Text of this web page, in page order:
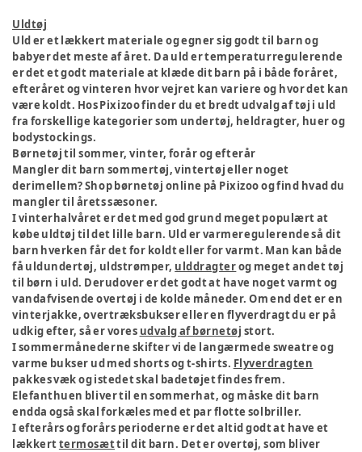
Uldtøj
Uld er et lækkert materiale og egner sig godt til barn og
babyer det meste af året. Da uld er temperaturregulerende
er det et godt materiale at klæde dit barn på i både foråret,
efteråret og vinteren hvor vejret kan variere og hvor det kan
være koldt. Hos Pixizoo finder du et bredt udvalg af tøj i uld
fra forskellige kategorier som undertøj, heldragter, huer og
bodystockings.
Børnetøj til sommer, vinter, forår og efterår
Mangler dit barn sommertøj, vintertøj eller noget
derimellem? Shop børnetøj online på Pixizoo og find hvad du
mangler til årets sæsoner.
I vinterhalvåret er det med god grund meget populært at
købe uldtøj til det lille barn. Uld er varmeregulerende så dit
barn hverken får det for koldt eller for varmt. Man kan både
få uldundertøj, uldstrømper, ulddragterog meget andet tøj
til børn i uld. Derudover er det godt at have noget varmt og
vandafvisende overtøj i de kolde måneder. Om end det er en
vinterjakke, overtræksbukser eller en flyverdragt du er på
udkig efter, så er vores udvalg af børnetøj stort.
I sommermånederne skifter vi de langærmede sweatre og
varme bukser ud med shorts og t-shirts. Flyverdragten
pakkes væk og istedet skal badetøjet findes frem.
Elefanthuen bliver til en sommerhat, og måske dit barn
endda også skal forkæles med et par flotte solbriller.
I efterårs og forårs perioderne er det altid godt at have et
lækkerttermosættil dit barn. Det er overtøj, som bliver